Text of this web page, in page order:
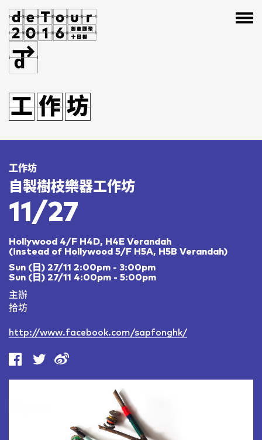
工
節
節
工 作
坊
坊
作 坊
節
節
坊
工作坊
自製樹枝樂器工作坊
11/27
Hollywood 4/F H4D, H4E Verandah
(instead of Hollywood 5/F H5A, H5B Verandah)
Sun (日) 27/11 2:00pm - 3:00pm
Sun (日) 27/11 4:00pm - 5:00pm
主辦
拾坊
http://www.facebook.com/sapfonghk/